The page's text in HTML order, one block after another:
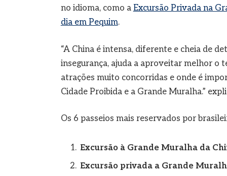
no idioma, como a Excursão Privada na
dia em Pequim.
“A China é intensa, diferente e cheia de
insegurança, ajuda a aproveitar melhor o
atrações muito concorridas e onde é
Cidade Proibida e a Grande Muralha.”
Os 6 passeios mais reservados por
Excursão à Grande Muralha da
Excursão privada a Grande